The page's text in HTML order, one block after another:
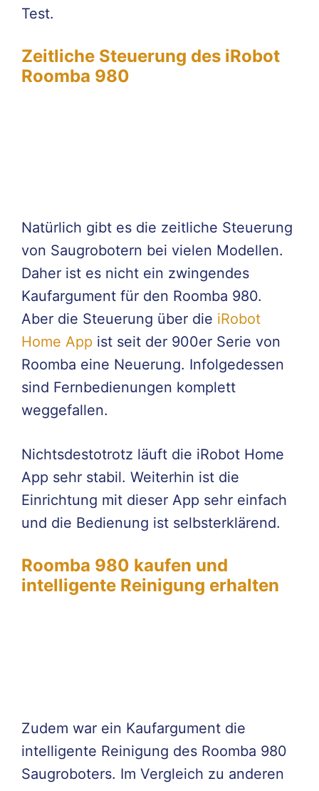
Test.
Zeitliche Steuerung des iRobot
Roomba 980
Natürlich gibt es die zeitliche Steuerung
von Saugrobotern bei vielen Modellen.
Daher ist es nicht ein zwingendes
Kaufargument für den Roomba 980.
Aber die Steuerung über die iRobot
Home App ist seit der 900er Serie von
Roomba eine Neuerung. Infolgedessen
sind Fernbedienungen komplett
weggefallen.
Nichtsdestotrotz läuft die iRobot Home
App sehr stabil. Weiterhin ist die
Einrichtung mit dieser App sehr einfach
und die Bedienung ist selbsterklärend.
Roomba 980 kaufen und
intelligente Reinigung erhalten
Zudem war ein Kaufargument die
intelligente Reinigung des Roomba 980
Saugroboters. Im Vergleich zu anderen